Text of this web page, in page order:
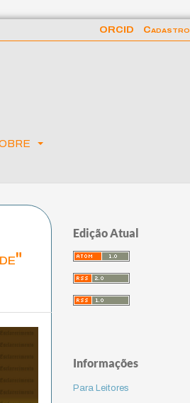
ORCID Cadastro
Edição Atual
Informações
Para Leitores